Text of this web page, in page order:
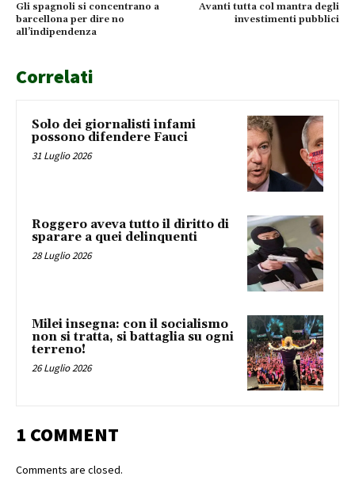
Gli spagnoli si concentrano a
barcellona per dire no
all’indipendenza
Avanti tutta col mantra degli
investimenti pubblici
Correlati
Solo dei giornalisti infami
possono difendere Fauci
31 Luglio 2026
Roggero aveva tutto il diritto di
sparare a quei delinquenti
28 Luglio 2026
Milei insegna: con il socialismo
non si tratta, si battaglia su ogni
terreno!
26 Luglio 2026
1 COMMENT
Comments are closed.